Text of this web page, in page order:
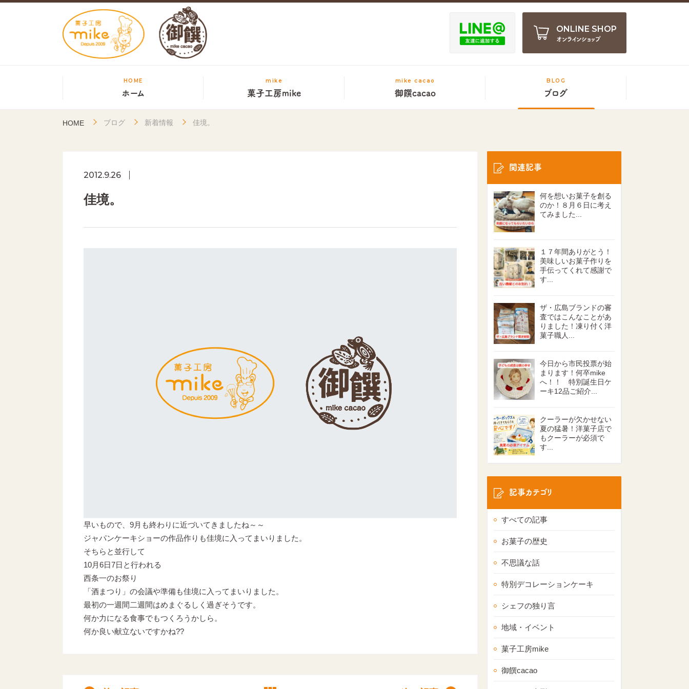
ONLINE SHOP
オンラインショップ
HOME
ホーム
mike
菓子工房mike
mike cacao
御饌cacao
BLOG
ブログ
HOME ブログ 新着情報 佳境。
2012.9.26
佳境。
早いもので、9月も終わりに近づいてきましたね～～
ジャパンケーキショーの作品作りも佳境に入ってまいりました。
そちらと並行して
10月6日7日と行われる
西条一のお祭り
「酒まつり」の会議や準備も佳境に入ってまいりました。
最初の一週間二週間はめまぐるしく過ぎそうです。
何か力になる食事でもつくろうかしら。
何か良い献立ないですかね??
関連記事
何を想いお菓子を創る
のか！８月６日に考え
てみました...
１７年間ありがとう！
美味しいお菓子作りを
手伝ってくれて感謝で
す...
ザ・広島ブランドの審
査ではこんなことがあ
りました！凍り付く洋
菓子職人...
今日から市民投票が始
まります！何卒mike
へ！！ 特別誕生日ケ
ーキ12品ご紹介...
クーラーが欠かせない
夏の猛暑！洋菓子店で
もクーラーが必須で
す...
記事カテゴリ
すべての記事
お菓子の歴史
不思議な話
特別デコレーションケーキ
シェフの独り言
地域・イベント
菓子工房mike
御饌cacao